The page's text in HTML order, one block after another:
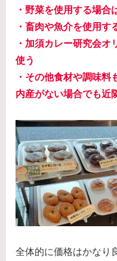
・野菜を使用する場合
・畜肉や魚介を使用す
・加須カレー研究会
使う
・その他食材や調味
内産がない場合でも近
全体的に価格はかなり